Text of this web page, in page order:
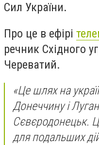
Сил України.
Про це в ефірі
речник Східного
Череватий.
«Це шлях на
Донеччину і
Сєвєродонецьк.
для подальших